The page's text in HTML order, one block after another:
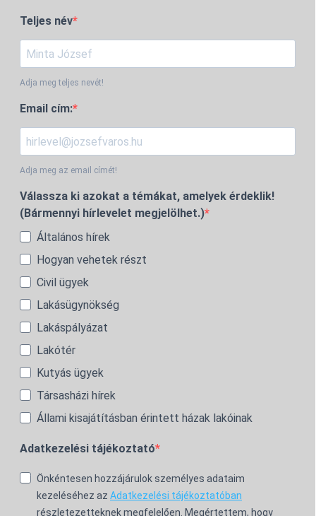
Teljes név
Adja meg teljes nevét!
Email cím:
Adja meg az email címét!
Válassza ki azokat a témákat, amelyek érdeklik!
(Bármennyi hírlevelet megjelölhet.)
Általános hírek
Hogyan vehetek részt
Civil ügyek
Lakásügynökség
Lakáspályázat
Lakótér
Kutyás ügyek
Társasházi hírek
Állami kisajátításban érintett házak lakóinak
Adatkezelési tájékoztató
Önkéntesen hozzájárulok személyes adataim
kezeléséhez az Adatkezelési tájékoztatóban
részletezetteknek megfelelően. Megértettem, hogy